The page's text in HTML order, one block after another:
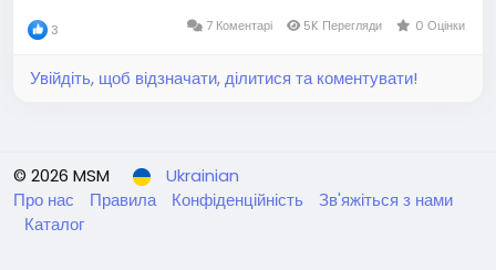
3 7 Коментарі 5K Перегляди 0 Оцінки
Увійдіть, щоб відзначати, ділитися та коментувати!
© 2026 MSM
Ukrainian
Про нас
Правила Конфіденційність
Зв'яжіться з нами
Каталог